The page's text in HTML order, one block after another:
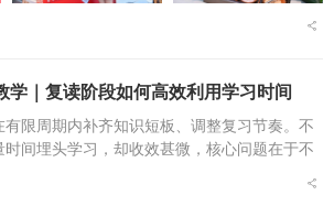
学｜复读阶段如何高效利用学习时间
限周期内补齐知识短板、调整复习节奏。不
间埋头学习，却收效甚微，核心问题在于不
分高效利用学习时间。不少粤港澳大湾区复